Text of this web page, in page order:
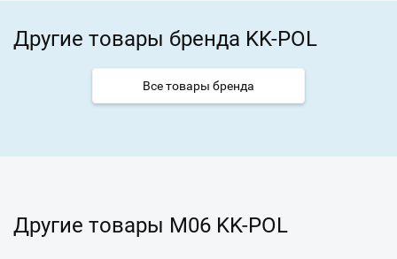
Другие товары бренда KK-POL
Все товары бренда
Другие товары M06 KK-POL